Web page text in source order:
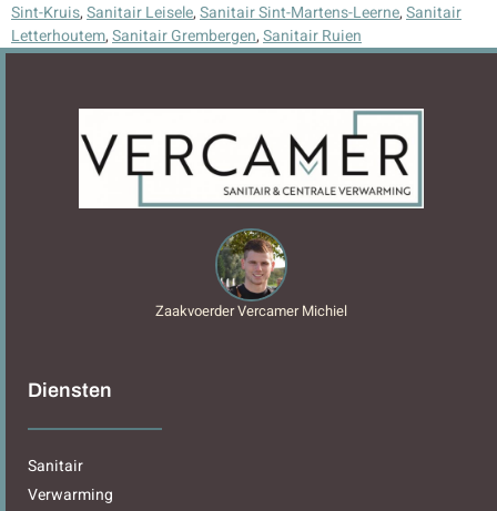
Sint-Kruis,Sanitair Leisele,Sanitair Sint-Martens-Leerne,Sanitair
Letterhoutem,Sanitair Grembergen,Sanitair Ruien
Zaakvoerder Vercamer Michiel
Diensten
Sanitair
Verwarming